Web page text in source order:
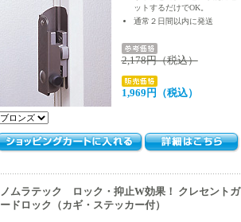
ットするだけでOK。
通常２日間以内に発送
2,178円（税込）
1,969円（税込）
ノムラテック ロック・抑止W効果！ クレセントガ
ードロック（カギ・ステッカー付）